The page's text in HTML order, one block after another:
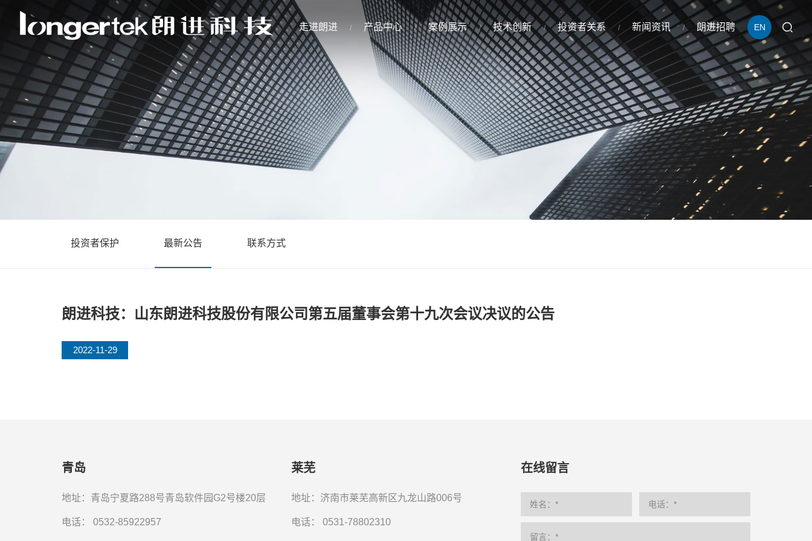
EN
走进朗进 产品中心 案例展示 技术创新 投资者关系 新闻资讯 朗进招聘
投资者保护 最新公告 联系方式
朗进科技：山东朗进科技股份有限公司第五届董事会第十九次会议决议的公告
2022-11-29
青岛
地址：青岛宁夏路288号青岛软件园G2号楼20层
电话： 0532-85922957
莱芜
地址：济南市莱芜高新区九龙山路006号
电话：0531-78802310
在线留言